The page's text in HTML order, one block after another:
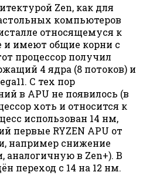
Zen, как для
компьютеров
относящемуся к
и имеют общие корни с
процессор получил
4 ядра (8 потоков) и
С тех пор
в APU не появилось (в
хоть и относится к
использован 14 нм,
первые RYZEN APU от
например снижение
аналогичную в Zen+). В
переход с 14 на 12 нм.